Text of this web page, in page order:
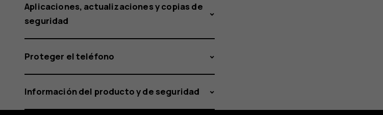
Aplicaciones, actualizaciones y copias de
seguridad
Proteger el teléfono
Información del producto y de seguridad